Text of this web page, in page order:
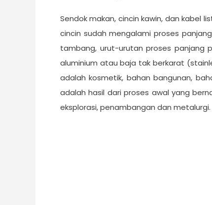
Sendok makan, cincin kawin, dan kabel
cincin sudah mengalami proses
tambang, urut-urutan proses panjang
aluminium atau baja tak berkarat
adalah kosmetik, bahan bangunan,
adalah hasil dari proses awal yang
eksplorasi, penambangan dan metalurgi.